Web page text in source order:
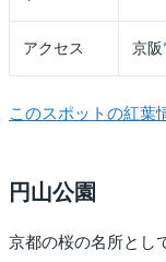
アクセス 京阪
このスポットの紅葉
円山公園
京都の桜の名所とし